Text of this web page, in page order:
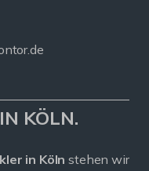
KÖLN.
in Köln stehen wir